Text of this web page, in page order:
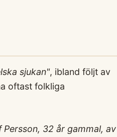
sjukan", ibland följt av
oftast folkliga
32 år gammal, av